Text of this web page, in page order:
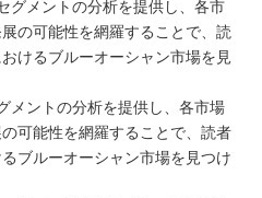
グメントの分析を提供し、各市
の可能性を網羅することで、読
けるブルーオーシャン市場を見
メントの分析を提供し、各市場
可能性を網羅することで、読者
ブルーオーシャン市場を見つけ